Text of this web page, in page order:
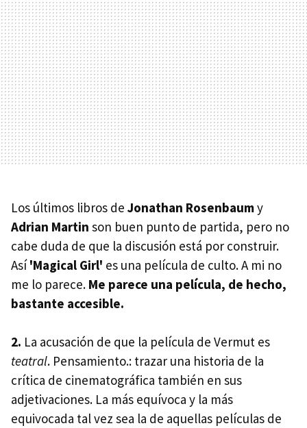
Los últimos libros de Jonathan Rosenbaumy
Adrian Martin son buen punto de partida, pero no
cabe duda de que la discusión está por construir.
Así'Magical Girl' es una película de culto. A mi no
me lo parece. Me parece una película, de hecho,
bastante accesible.
2. La acusación de que la película de Vermut es
teatral. Pensamiento.: trazar una historia de la
crítica de cinematográfica también en sus
adjetivaciones. La más equívoca y la más
equivocada tal vez sea la de aquellas películas de